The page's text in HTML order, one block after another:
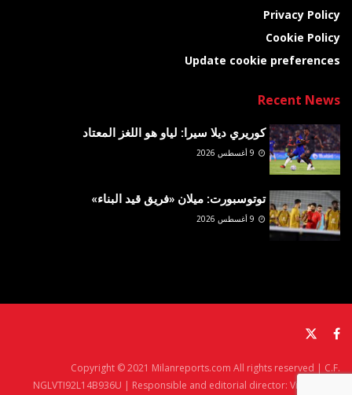
Privacy Policy
Cookie Policy
Update cookie preferences
Recent News
كوريري ديلا سيرا: لياو هو اللغز المعتاد
توتوسبورت: ميلان «فريق قيد البناء»
Copyright © 2021 Milanreports.com All rights reserved | C.F.
NGLVTI92L14B936U | Responsible and editorial director: Vito Angelè